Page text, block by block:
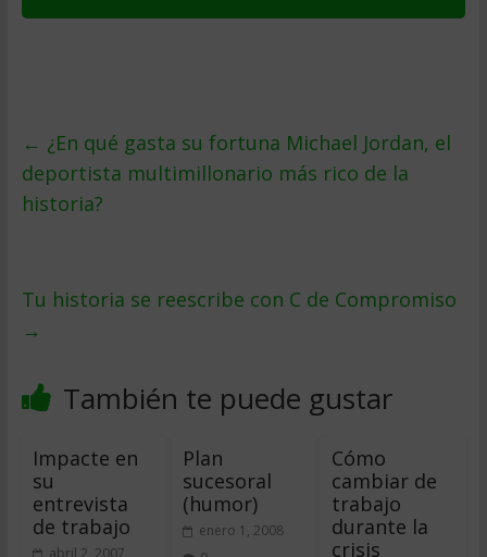
← ¿En qué gasta su fortuna Michael Jordan, el
deportista multimillonario más rico de la
historia?
Tu historia se reescribe con C de Compromiso
→
También te puede gustar
Impacte en
su
entrevista
de trabajo
abril 2, 2007
Plan
sucesoral
(humor)
enero 1, 2008
Cómo
cambiar de
trabajo
durante la
crisis